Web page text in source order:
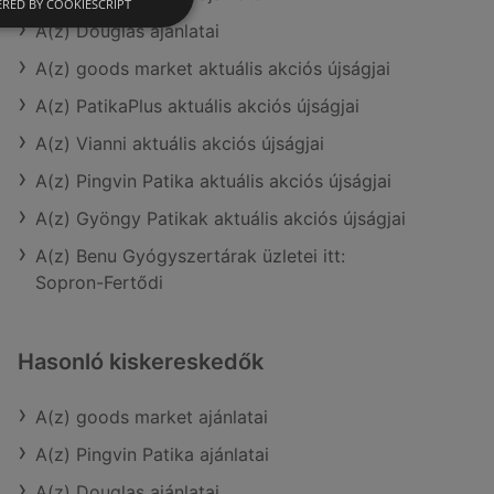
A(z) Douglas ajánlatai
A(z) goods market aktuális akciós újságjai
A(z) PatikaPlus aktuális akciós újságjai
A(z) Vianni aktuális akciós újságjai
A(z) Pingvin Patika aktuális akciós újságjai
A(z) Gyöngy Patikak aktuális akciós újságjai
A(z) Benu Gyógyszertárak üzletei itt:
Sopron-Fertődi
Hasonló kiskereskedők
A(z) goods market ajánlatai
A(z) Pingvin Patika ajánlatai
BY COOKIESCRIPT